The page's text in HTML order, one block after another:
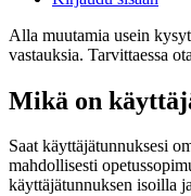
Alla muutamia usein
vastauksia. Tarvittaessa
Mikä on
Saat käyttäjätunnuksesi
mahdollisesti
käyttäjätunnuksen isoilla